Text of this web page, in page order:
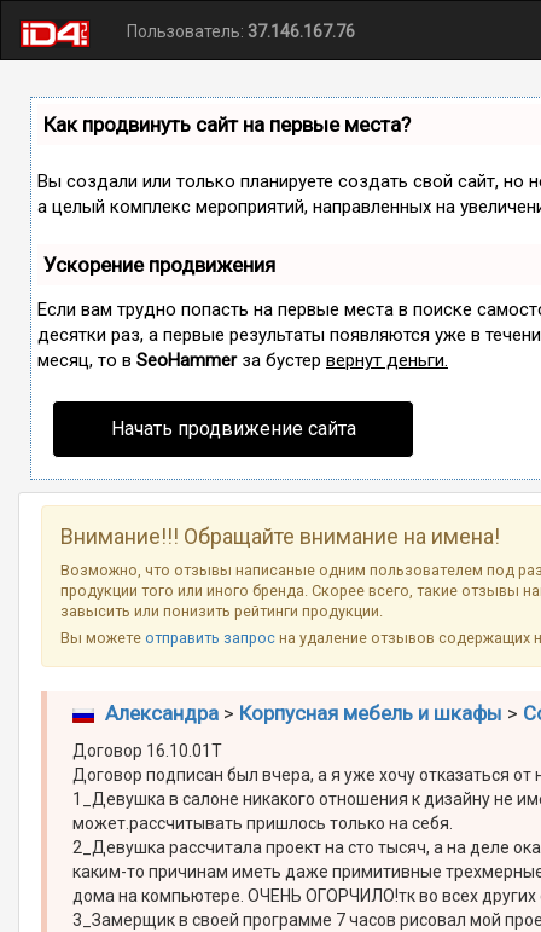
Пользователь: 37.146.167.76
Как продвинуть сайт на первые места?
Вы создали или только планируете создать свой сайт, но
а целый комплекс мероприятий, направленных на
Ускорение продвижения
Если вам трудно попасть на первые места в поиске
десятки раз, а первые результаты появляются уже в
месяц, то в SeoHammerза бустер вернут деньги.
Начать продвижение сайта
Внимание!!! Обращайте внимание на имена!
Возможно, что отзывы написаные одним пользователем под
продукции того или иного бренда. Скорее всего, такие отзывы
завысить или понизить рейтинги продукции.
Вы можетеотправить запрос на удаление отзывов
Александра> Корпусная мебель и шкафы >
Договор 16.10.01T
Договор подписан был вчера, а я уже хочу отказаться
1_Девушка в салоне никакого отношения к дизайну не
может.рассчитывать пришлось только на себя.
2_Девушка рассчитала проект на сто тысяч, а на деле
каким-то причинам иметь даже примитивные
дома на компьютере. ОЧЕНЬ ОГОРЧИЛО!тк во всех
3_Замерщик в своей программе 7 часов рисовал мой